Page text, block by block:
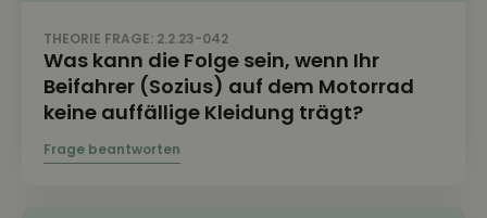
THEORIE FRAGE: 2.2.23-042
Was kann die Folge sein, wenn Ihr
Beifahrer (Sozius) auf dem Motorrad
keine auffällige Kleidung trägt?